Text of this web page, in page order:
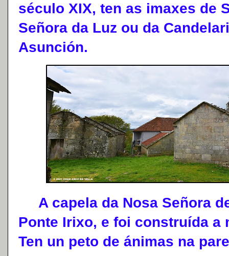
século XIX, ten as imaxes de
Señora da Luz ou da
Asunción.
A capela da Nosa Señora
Ponte Irixo, e foi construída a
Ten un peto de ánimas na